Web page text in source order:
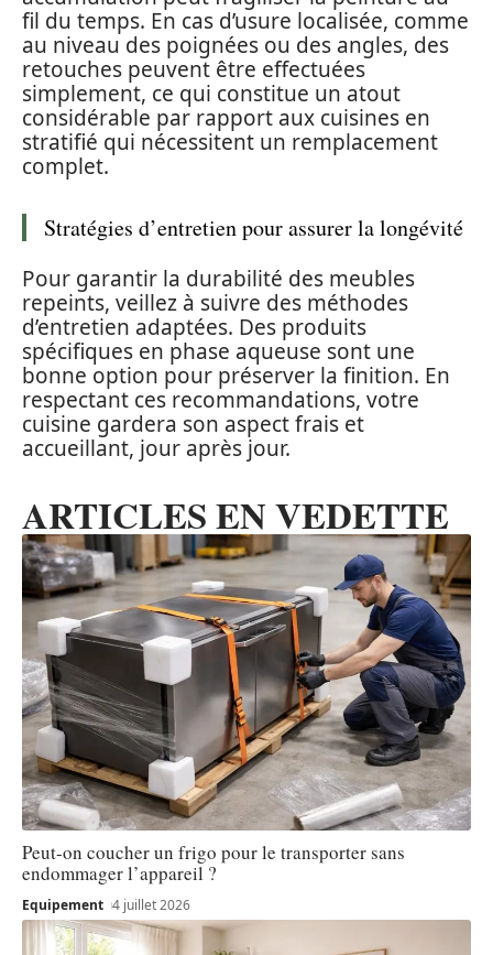
fil du temps. En cas d’usure localisée, comme
au niveau des poignées ou des angles, des
retouches peuvent être effectuées
simplement, ce qui constitue un atout
considérable par rapport aux cuisines en
stratifié qui nécessitent un remplacement
complet.
Stratégies d’entretien pour assurer la longévité
Pour garantir la durabilité des meubles
repeints, veillez à suivre des méthodes
d’entretien adaptées. Des produits
spécifiques en phase aqueuse sont une
bonne option pour préserver la finition. En
respectant ces recommandations, votre
cuisine gardera son aspect frais et
accueillant, jour après jour.
ARTICLES EN VEDETTE
Peut-on coucher un frigo pour le transporter sans
endommager l’appareil ?
Equipement 4 juillet 2026